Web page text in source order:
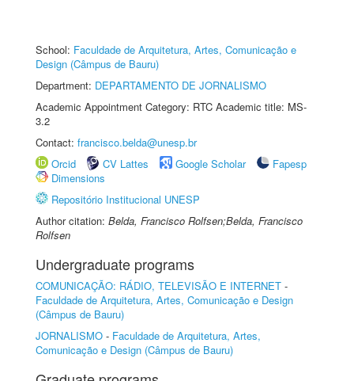
School: Faculdade de Arquitetura, Artes, Comunicação e
Design (Câmpus de Bauru)
Department: DEPARTAMENTO DE JORNALISMO
Academic Appointment Category: RTC Academic title: MS-
3.2
Contact: francisco.belda@unesp.br
Orcid
CV Lattes Google Scholar
Fapesp
Dimensions
Repositório Institucional UNESP
Author citation: Belda, Francisco Rolfsen;Belda, Francisco
Rolfsen
Undergraduate programs
COMUNICAÇÃO: RÁDIO, TELEVISÃO E INTERNET -
Faculdade de Arquitetura, Artes, Comunicação e Design
(Câmpus de Bauru)
JORNALISMO - Faculdade de Arquitetura, Artes,
Comunicação e Design (Câmpus de Bauru)